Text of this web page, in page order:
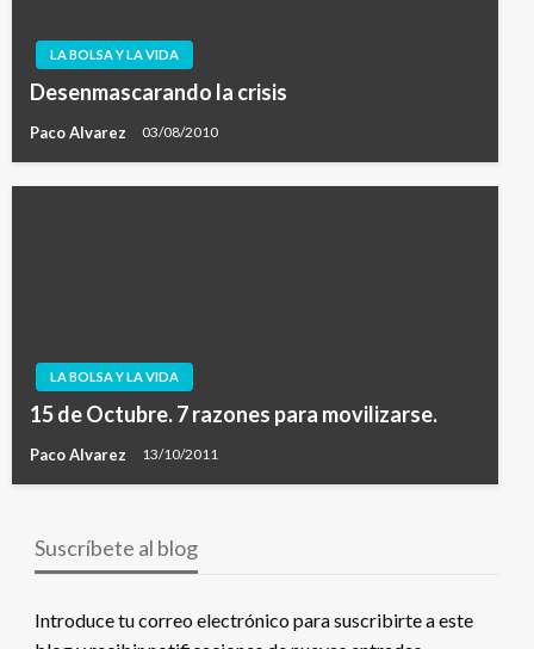
LA BOLSA Y LA VIDA
Desenmascarando la crisis
Paco Alvarez 03/08/2010
LA BOLSA Y LA VIDA
15 de Octubre. 7 razones para movilizarse.
Paco Alvarez 13/10/2011
Suscríbete al blog
Introduce tu correo electrónico para suscribirte a este